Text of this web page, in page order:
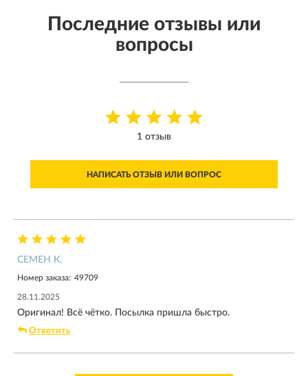
Последние отзывы или
вопросы
1 отзыв
НАПИСАТЬ ОТЗЫВ ИЛИ ВОПРОС
СЕМЕН К.
Номер заказа: 49709
28.11.2025
Оригинал! Всё чётко. Посылка пришла быстро.
Ответить